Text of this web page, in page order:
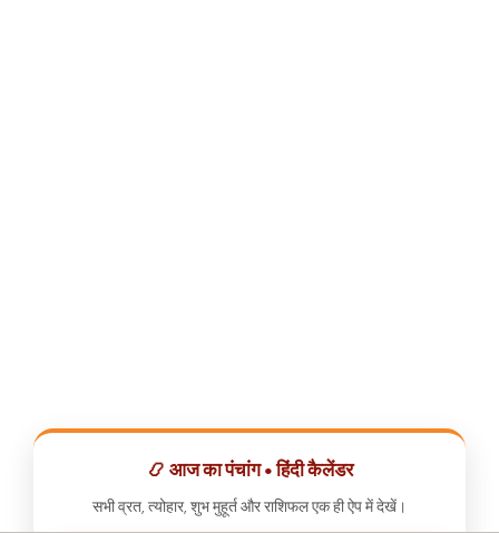
📿 आज का पंचांग • हिंदी कैलेंडर
सभी व्रत, त्योहार, शुभ मुहूर्त और राशिफल एक ही ऐप में देखें।